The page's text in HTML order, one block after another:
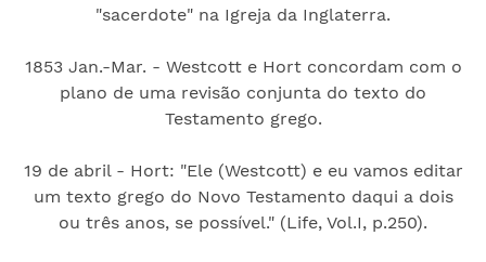
"sacerdote" na Igreja da Inglaterra.
1853 Jan.-Mar. - Westcott e Hort concordam com o
plano de uma revisão conjunta do texto do
Testamento grego.
19 de abril - Hort: "Ele (Westcott) e eu vamos editar
um texto grego do Novo Testamento daqui a dois
ou três anos, se possível." (Life, Vol.I, p.250).